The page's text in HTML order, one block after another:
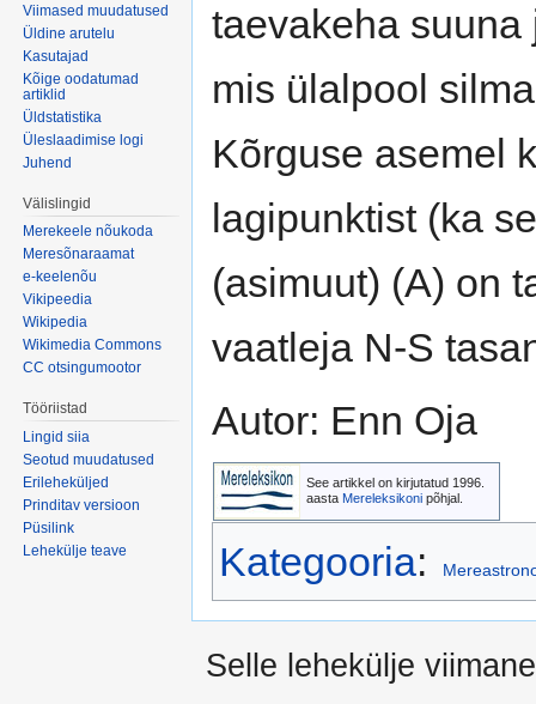
taevakeha
mis ülalpool
Kõrguse asemel
lagipunktist (ka
(asimuut) (A) on
vaatleja N-S
Autor: Enn Oja
See artikkel on kirjutatud 1996.
aasta Mereleksikoni põhjal.
Kategooria:
Viimased muudatused
Üldine arutelu
Kasutajad
Kõige oodatumad
artiklid
Üldstatistika
Üleslaadimise logi
Juhend
Välislingid
Merekeele nõukoda
Meresõnaraamat
e-keelenõu
Vikipeedia
Wikipedia
Wikimedia Commons
CC otsingumootor
Tööriistad
Lingid siia
Seotud muudatused
Erileheküljed
Prinditav versioon
Püsilink
Lehekülje teave
Selle lehekülje